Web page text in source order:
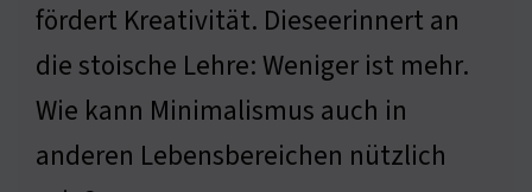
fördert Kreativität. Dieseerinnert an
die stoische Lehre: Weniger ist mehr.
Wie kann Minimalismus auch in
anderen Lebensbereichen nützlich